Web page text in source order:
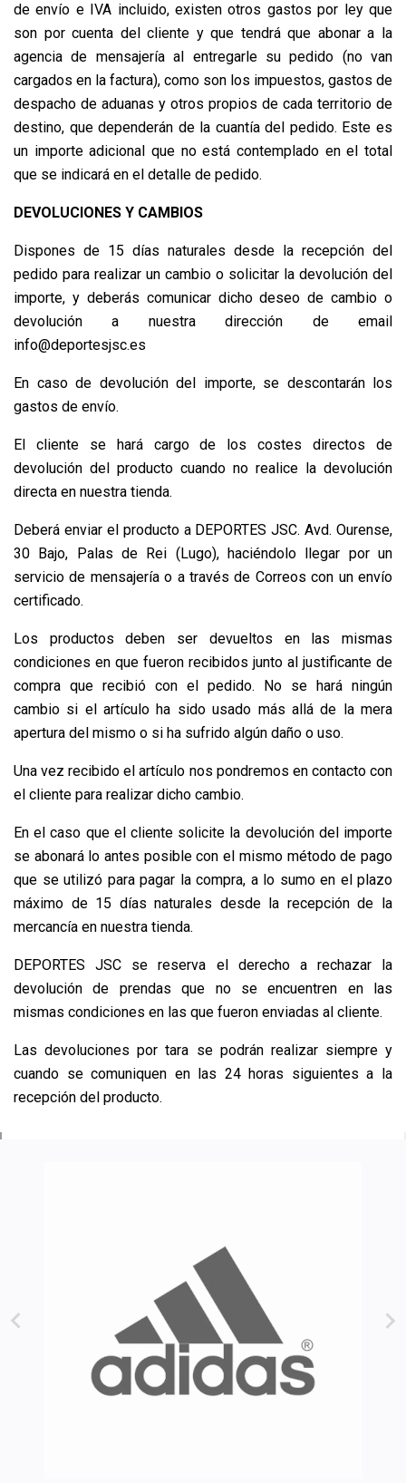
de envío e IVA incluido, existen otros gastos por ley que
son por cuenta del cliente y que tendrá que abonar a la
agencia de mensajería al entregarle su pedido (no van
cargados en la factura), como son los impuestos, gastos de
despacho de aduanas y otros propios de cada territorio de
destino, que dependerán de la cuantía del pedido. Este es
un importe adicional que no está contemplado en el total
que se indicará en el detalle de pedido.
DEVOLUCIONES Y CAMBIOS
Dispones de 15 días naturales desde la recepción del
pedido para realizar un cambio o solicitar la devolución del
importe, y deberás comunicar dicho deseo de cambio o
devolución a nuestra dirección de email
info@deportesjsc.es
En caso de devolución del importe, se descontarán los
gastos de envío.
El cliente se hará cargo de los costes directos de
devolución del producto cuando no realice la devolución
directa en nuestra tienda.
Deberá enviar el producto a DEPORTES JSC. Avd. Ourense,
30 Bajo, Palas de Rei (Lugo), haciéndolo llegar por un
servicio de mensajería o a través de Correos con un envío
certificado.
Los productos deben ser devueltos en las mismas
condiciones en que fueron recibidos junto al justificante de
compra que recibió con el pedido. No se hará ningún
cambio si el artículo ha sido usado más allá de la mera
apertura del mismo o si ha sufrido algún daño o uso.
Una vez recibido el artículo nos pondremos en contacto con
el cliente para realizar dicho cambio.
En el caso que el cliente solicite la devolución del importe
se abonará lo antes posible con el mismo método de pago
que se utilizó para pagar la compra, a lo sumo en el plazo
máximo de 15 días naturales desde la recepción de la
mercancía en nuestra tienda.
DEPORTES JSC se reserva el derecho a rechazar la
devolución de prendas que no se encuentren en las
mismas condiciones en las que fueron enviadas al cliente.
Las devoluciones por tara se podrán realizar siempre y
cuando se comuniquen en las 24 horas siguientes a la
recepción del producto.
 